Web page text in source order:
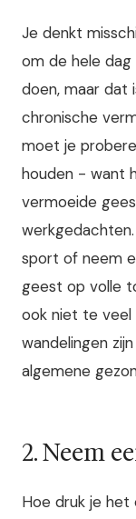
Je denkt
om de hele
doen, maar dat
chronische
moet je
houden - want
vermoeide
sport of neem
geest op volle
ook niet te veel
wandelingen
algemene
2. Neem
Hoe druk je